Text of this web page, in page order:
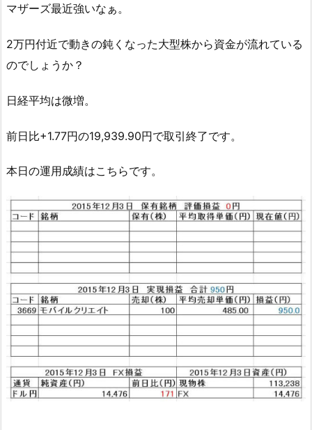
マザーズ最近強いなぁ。
2万円付近で動きの鈍くなった大型株から資金が流れている
のでしょうか？
日経平均は微増。
前日比+1.77円の19,939.90円で取引終了です。
本日の運用成績はこちらです。